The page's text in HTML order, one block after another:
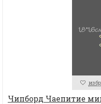
Чипборд Чаепитие